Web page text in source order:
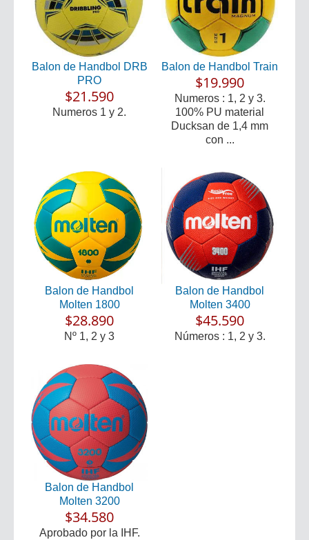
Balon de Handbol DRB
PRO
$21.590
Numeros 1 y 2.
Balon de Handbol Train
$19.990
Numeros : 1, 2 y 3.
100% PU material
Ducksan de 1,4 mm
con ...
Balon de Handbol
Molten 1800
$28.890
Nº 1, 2 y 3
Balon de Handbol
Molten 3400
$45.590
Números : 1, 2 y 3.
Balon de Handbol
Molten 3200
$34.580
Aprobado por la IHF.